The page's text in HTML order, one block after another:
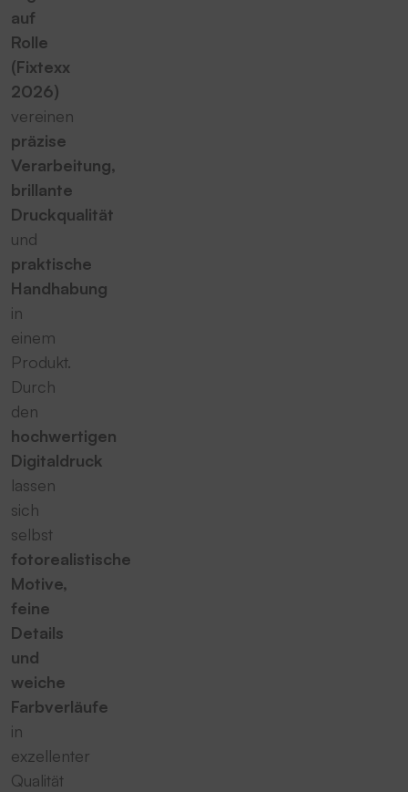
auf
Rolle
(Fixtexx
2026)
vereinen
präzise
Verarbeitung,
brillante
Druckqualität
und
praktische
Handhabung
in
einem
Produkt.
Durch
den
hochwertigen
Digitaldruck
lassen
sich
selbst
fotorealistische
Motive,
feine
Details
und
weiche
Farbverläufe
in
exzellenter
Qualität